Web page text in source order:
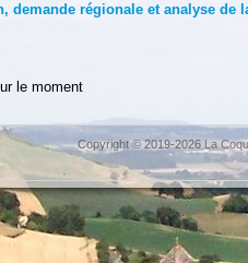
demande régionale et analyse de
le moment
Copyright © 2019-2026 La